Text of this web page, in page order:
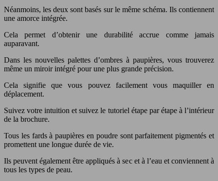
Néanmoins, les deux sont basés sur le même schéma. Ils contiennent
une amorce intégrée.
Cela permet d’obtenir une durabilité accrue comme jamais
auparavant.
Dans les nouvelles palettes d’ombres à paupières, vous trouverez
même un miroir intégré pour une plus grande précision.
Cela signifie que vous pouvez facilement vous maquiller en
déplacement.
Suivez votre intuition et suivez le tutoriel étape par étape à l’intérieur
de la brochure.
Tous les fards à paupières en poudre sont parfaitement pigmentés et
promettent une longue durée de vie.
Ils peuvent également être appliqués à sec et à l’eau et conviennent à
tous les types de peau.